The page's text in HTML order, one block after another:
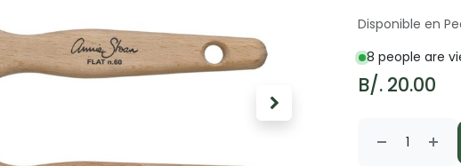
Disponible en
8 people are
B/. 20.00